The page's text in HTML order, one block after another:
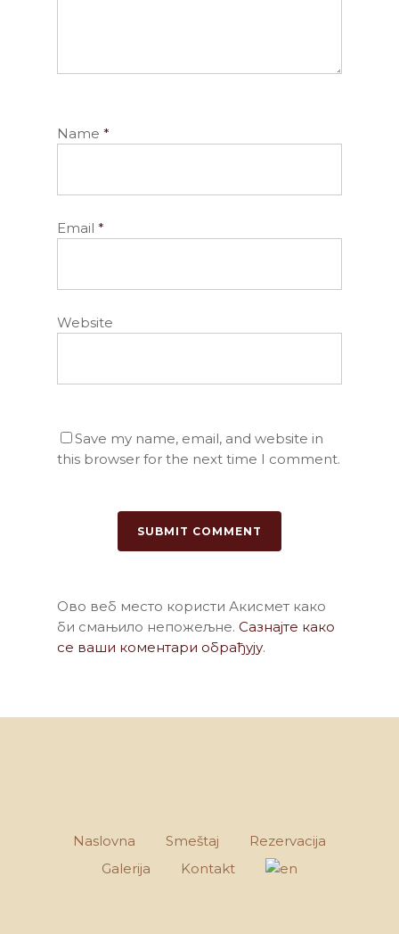
Name *
Email *
Website
Save my name, email, and website in
this browser for the next time I comment.
Ово веб место користи Акисмет како
би смањило непожељне. Сазнајте како
се ваши коментари обрађују.
Naslovna Smeštaj
Rezervacija
Galerija
Kontakt